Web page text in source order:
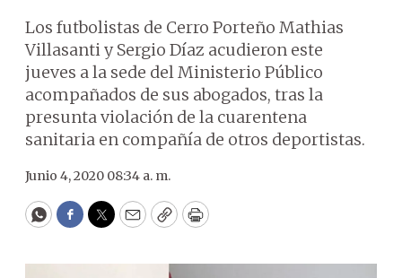
Los futbolistas de Cerro Porteño Mathias
Villasanti y Sergio Díaz acudieron este
jueves a la sede del Ministerio Público
acompañados de sus abogados, tras la
presunta violación de la cuarentena
sanitaria en compañía de otros deportistas.
Junio 4, 2020 08:34 a. m.
WhatsApp
Facebook
Twitter
EmailCopyPrint